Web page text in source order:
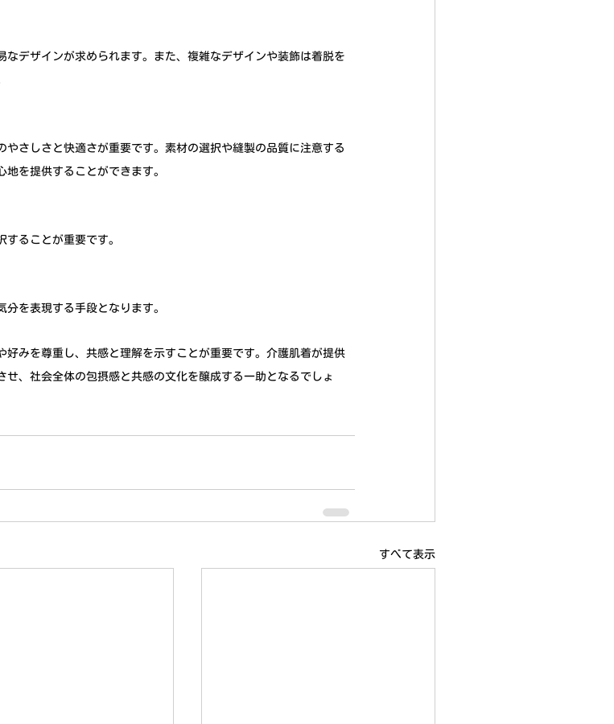
デザインが求められます。また、複雑なデザインや装飾は着脱を
さしさと快適さが重要です。素材の選択や縫製の品質に注意する
を提供することができます。
ることが重要です。
を表現する手段となります。
みを尊重し、共感と理解を示すことが重要です。介護肌着が提供
、社会全体の包摂感と共感の文化を醸成する一助となるでしょ
すべて表示